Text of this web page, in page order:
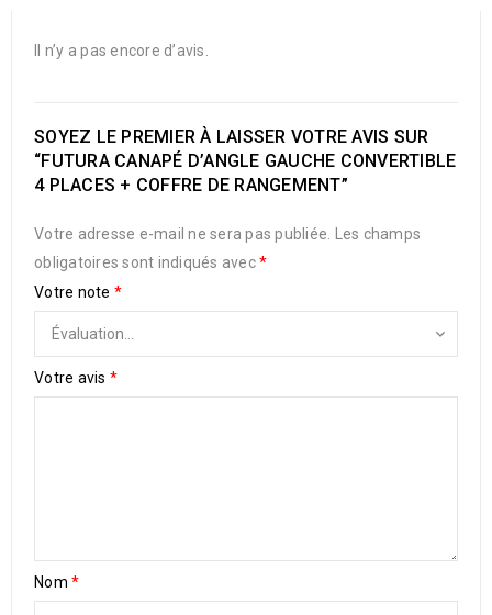
Il n’y a pas encore d’avis.
SOYEZ LE PREMIER À LAISSER VOTRE AVIS SUR
“FUTURA CANAPÉ D’ANGLE GAUCHE CONVERTIBLE
4 PLACES + COFFRE DE RANGEMENT”
Votre adresse e-mail ne sera pas publiée.
Les champs
obligatoires sont indiqués avec*
Votre note *
Votre avis *
Nom *